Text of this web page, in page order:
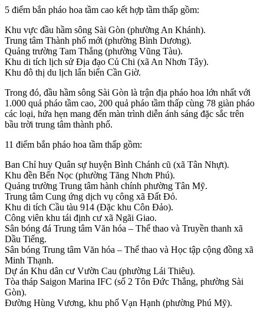
5 điểm bắn pháo hoa tầm cao kết hợp tầm thấp gồm:
Khu vực đầu hầm sông Sài Gòn (phường An Khánh).
Trung tâm Thành phố mới (phường Bình Dương).
Quảng trường Tam Thắng (phường Vũng Tàu).
Khu di tích lịch sử Địa đạo Củ Chi (xã An Nhơn Tây).
Khu đô thị du lịch lấn biển Cần Giờ.
Trong đó, đầu hầm sông Sài Gòn là trận địa pháo hoa lớn nhất với
1.000 quả pháo tầm cao, 200 quả pháo tầm thấp cùng 78 giàn pháo
các loại, hứa hẹn mang đến màn trình diễn ánh sáng đặc sắc trên
bầu trời trung tâm thành phố.
11 điểm bắn pháo hoa tầm thấp gồm:
Ban Chỉ huy Quân sự huyện Bình Chánh cũ (xã Tân Nhựt).
Khu đền Bến Nọc (phường Tăng Nhơn Phú).
Quảng trường Trung tâm hành chính phường Tân Mỹ.
Trung tâm Cung ứng dịch vụ công xã Đất Đỏ.
Khu di tích Cầu tàu 914 (Đặc khu Côn Đảo).
Công viên khu tái định cư xã Ngãi Giao.
Sân bóng đá Trung tâm Văn hóa – Thể thao và Truyền thanh xã
Dầu Tiếng.
Sân bóng Trung tâm Văn hóa – Thể thao và Học tập cộng đồng xã
Minh Thạnh.
Dự án Khu dân cư Vườn Cau (phường Lái Thiêu).
Tòa tháp Saigon Marina IFC (số 2 Tôn Đức Thắng, phường Sài
Gòn).
Đường Hùng Vương, khu phố Vạn Hạnh (phường Phú Mỹ).